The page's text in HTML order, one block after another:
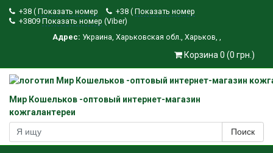
+38 ( Показать номер +38 ( Показать номер
+3809 Показать номер (Viber)
Адрес: Украина, Харьковская обл., Харьков, ,
Корзина 0 (0 грн.)
Мир Кошельков -оптовый интернет-магазин
кожгалантереи
Поиск